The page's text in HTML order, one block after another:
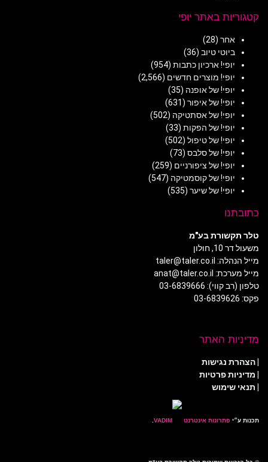
קטגוריות באתר יופי
אחר (28)
ביוטי טיוב (36)
יופי! ארכיון כתבות (954)
יופי! מוצרים חדשים (2,566)
יופי! של אופנה (35)
יופי! של איפור (631)
יופי! של אסתטיקה (502)
יופי! של הפקות (33)
יופי! של טיפול (502)
יופי! של סלבס (73)
יופי! של ציפורניים (259)
יופי! של קוסמטיקה (547)
יופי! של שיער (535)
כתובתנו
טלר תקשורת בע"מ
משעול דר 10, חולון
מייל הנהלה: taler@taler.co.il
מייל מערכת: anat@taler.co.il
טלפון (רב קווי): 03-6839666
פקס: 03-6839626
מדיניות האתר
הצהרת נגישות
מדיניות פרטיות
| תנאי שימוש
תכנות ע״י פתרונות אינטרנט